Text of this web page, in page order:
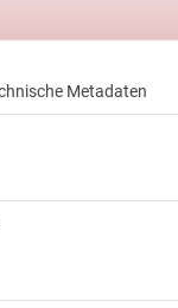
Metadaten